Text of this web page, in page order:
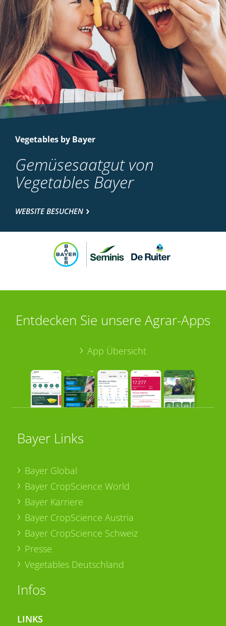
Vegetables by Bayer
Gemüsesaatgut von
Vegetables Bayer
WEBSITE BESUCHEN
Entdecken Sie unsere Agrar-Apps
App Übersicht
Bayer Links
Bayer Global
Bayer CropScience World
Bayer Karriere
Bayer CropScience Austria
Bayer CropScience Schweiz
Presse
Vegetables Deutschland
Infos
LINKS